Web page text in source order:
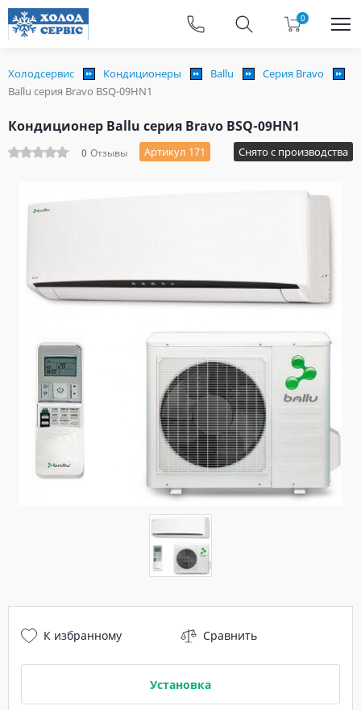
0
Холодсервис Кондиционеры Ballu
Серия Bravo
Ballu серия Bravo BSQ-09HN1
Кондиционер Ballu серия Bravo BSQ-09HN1
0 Отзывы Артикул 171 Снято с производства
К избранному Сравнить
Установка